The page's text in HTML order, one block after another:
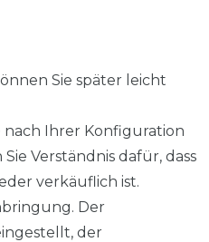
Sie später leicht
nach Ihrer Konfiguration
Verständnis dafür, dass
verkäuflich ist.
Der
der